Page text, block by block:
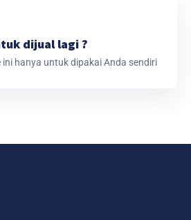
dijual lagi ?
hanya untuk dipakai Anda sendiri